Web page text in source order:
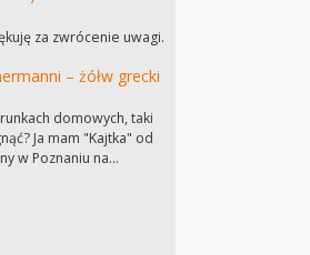
za zwrócenie uwagi.
– żółw grecki
domowych, taki
Ja mam "Kajtka" od
w Poznaniu na…